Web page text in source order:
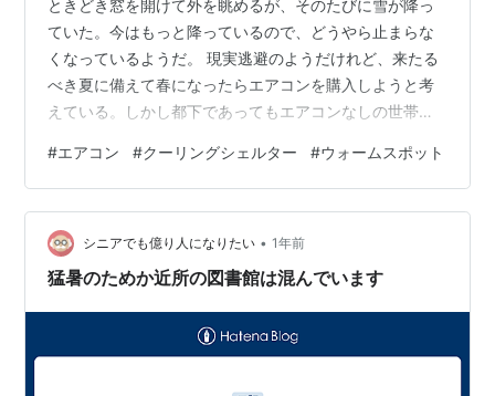
ときどき窓を開けて外を眺めるが、そのたびに雪が降っ
ていた。今はもっと降っているので、どうやら止まらな
くなっているようだ。 現実逃避のようだけれど、来たる
べき夏に備えて春になったらエアコンを購入しようと考
えている。しかし都下であってもエアコンなしの世帯は
ないけれどエアコンは絶対に要るというわけでもないの
ではないかと思った。 今夏、厳しいときに民生委員の人
が何かのおたより配付という名の生存確認に来られた
が、扇風機だけで過ごしていると仰っていた。そんなこ
ともあってひょっとしたら自分もエアコンなしで生きら
#エアコン #クーリングシェルター #ウォームスポット
シニアでも億り人になりたい • 1年前
猛暑のためか近所の図書館は混んでいます